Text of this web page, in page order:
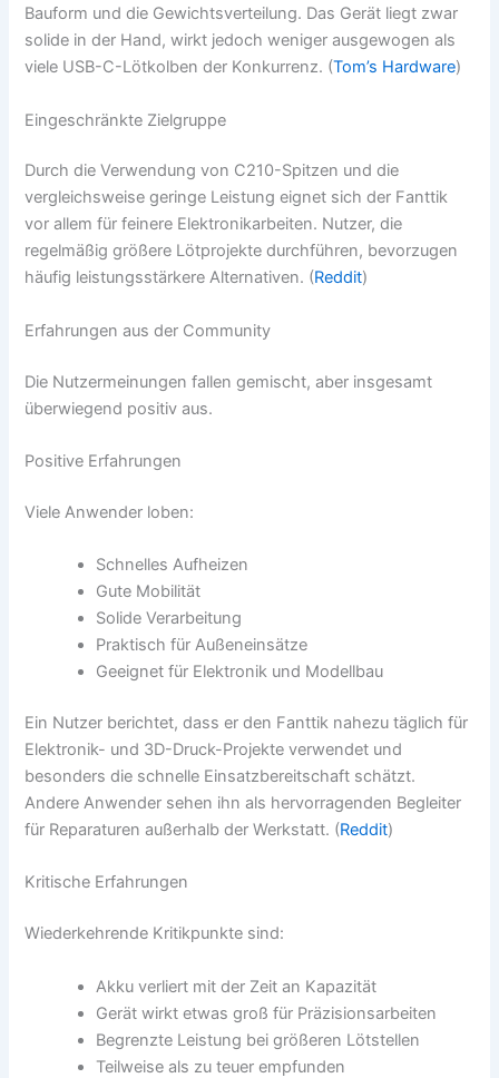
Bauform und die Gewichtsverteilung. Das Gerät liegt zwar
solide in der Hand, wirkt jedoch weniger ausgewogen als
viele USB-C-Lötkolben der Konkurrenz. (Tom’s Hardware)
Eingeschränkte Zielgruppe
Durch die Verwendung von C210-Spitzen und die
vergleichsweise geringe Leistung eignet sich der Fanttik
vor allem für feinere Elektronikarbeiten. Nutzer, die
regelmäßig größere Lötprojekte durchführen, bevorzugen
häufig leistungsstärkere Alternativen. (Reddit)
Erfahrungen aus der Community
Die Nutzermeinungen fallen gemischt, aber insgesamt
überwiegend positiv aus.
Positive Erfahrungen
Viele Anwender loben:
Schnelles Aufheizen
Gute Mobilität
Solide Verarbeitung
Praktisch für Außeneinsätze
Geeignet für Elektronik und Modellbau
Ein Nutzer berichtet, dass er den Fanttik nahezu täglich für
Elektronik- und 3D-Druck-Projekte verwendet und
besonders die schnelle Einsatzbereitschaft schätzt.
Andere Anwender sehen ihn als hervorragenden Begleiter
für Reparaturen außerhalb der Werkstatt. (Reddit)
Kritische Erfahrungen
Wiederkehrende Kritikpunkte sind:
Akku verliert mit der Zeit an Kapazität
Gerät wirkt etwas groß für Präzisionsarbeiten
Begrenzte Leistung bei größeren Lötstellen
Teilweise als zu teuer empfunden